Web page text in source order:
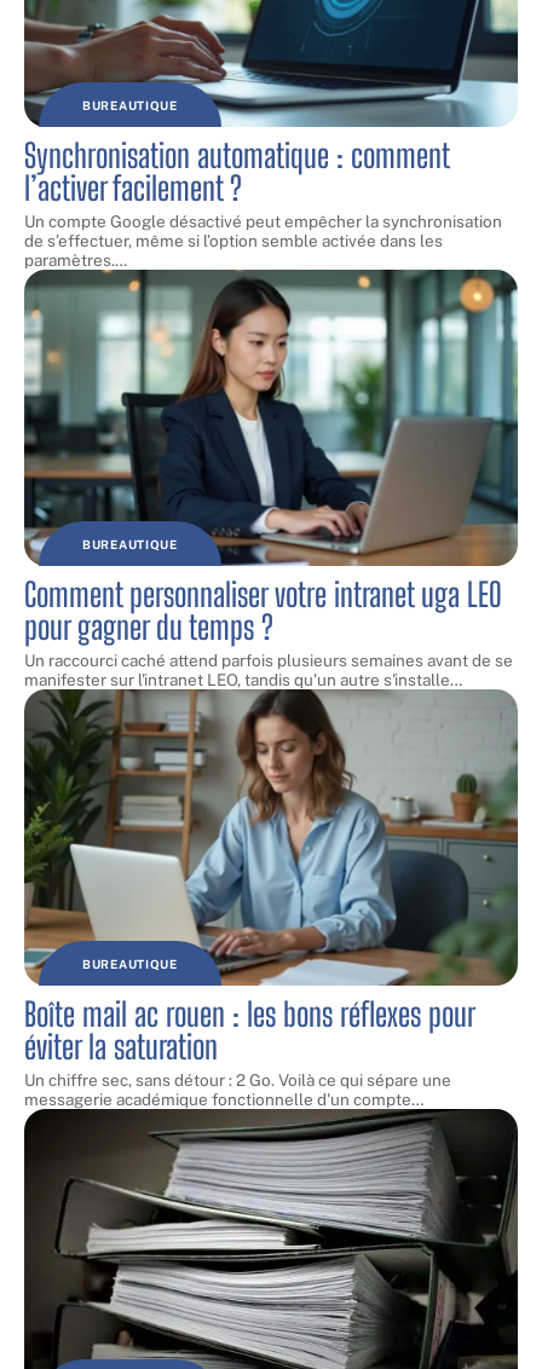
BUREAUTIQUE
Synchronisation automatique : comment
l’activer facilement ?
Un compte Google désactivé peut empêcher la synchronisation
de s’effectuer, même si l’option semble activée dans les
paramètres.…
BUREAUTIQUE
Comment personnaliser votre intranet uga LEO
pour gagner du temps ?
Un raccourci caché attend parfois plusieurs semaines avant de se
manifester sur l'intranet LEO, tandis qu'un autre s'installe…
BUREAUTIQUE
Boîte mail ac rouen : les bons réflexes pour
éviter la saturation
Un chiffre sec, sans détour : 2 Go. Voilà ce qui sépare une
messagerie académique fonctionnelle d'un compte…